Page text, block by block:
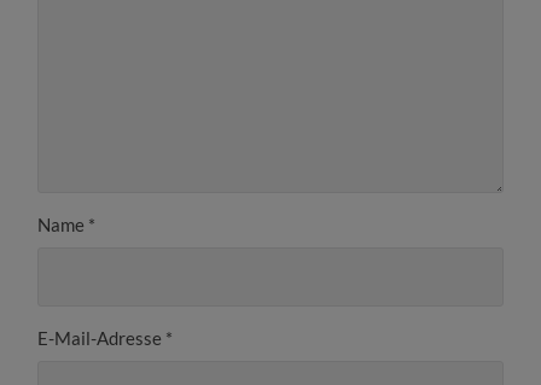
Name *
E-Mail-Adresse *